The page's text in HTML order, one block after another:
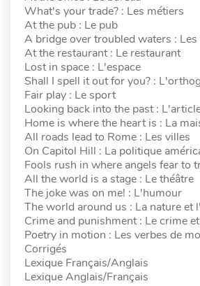
What's your trade? : Les métiers
At the pub : Le pub
A bridge over troubled waters : Les
At the restaurant : Le restaurant
Lost in space : L'espace
Shall I spell it out for you? :
Fair play : Le sport
Looking back into the past :
Home is where the heart is : La
All roads lead to Rome : Les villes
On Capitol Hill : La politique
Fools rush in where angels fear to
All the world is a stage : Le théâtre
The joke was on me! : L'humour
The world around us : La nature et
Crime and punishment : Le crime
Poetry in motion : Les verbes de
Corrigés
Lexique Français/Anglais
Lexique Anglais/Français